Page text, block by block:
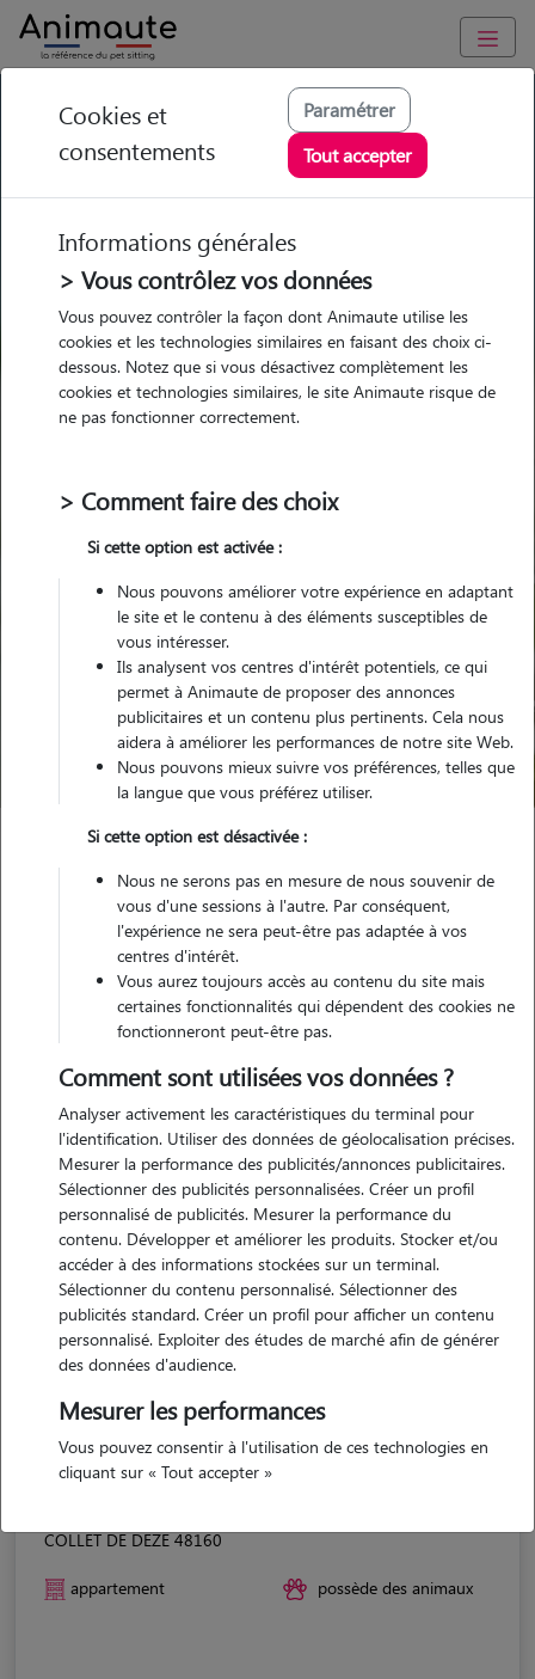
GARDE ANIMAUX à Le Collet-de-Dèze : Garde chien et chat en
famille ou à domicile, visites et promenades
Trouvez une garde animaux à
Le Collet-de-Dèze
Parmi nos 2 pet-sitters à Le Collet-
de-Dèze
Pour quel animal ?
Trouver mon Pet Sitter
Le Collet-de-Dèze
Nos promeneurs et familles d'accueil
à Le Collet-de-Dèze (48160)
COLLET DE DEZE 48160
appartement possède des animaux
Cookies et
consentements
Paramétrer
Tout accepter
Informations générales
> Vous contrôlez vos données
Vous pouvez contrôler la façon dont Animaute utilise les
cookies et les technologies similaires en faisant des choix ci-
dessous. Notez que si vous désactivez complètement les
cookies et technologies similaires, le site Animaute risque de
ne pas fonctionner correctement.
> Comment faire des choix
Si cette option est activée :
Nous pouvons améliorer votre expérience en adaptant
le site et le contenu à des éléments susceptibles de
vous intéresser.
Ils analysent vos centres d'intérêt potentiels, ce qui
permet à Animaute de proposer des annonces
publicitaires et un contenu plus pertinents. Cela nous
aidera à améliorer les performances de notre site Web.
Nous pouvons mieux suivre vos préférences, telles que
la langue que vous préférez utiliser.
Si cette option est désactivée :
Nous ne serons pas en mesure de nous souvenir de
vous d'une sessions à l'autre. Par conséquent,
l'expérience ne sera peut-être pas adaptée à vos
centres d'intérêt.
Vous aurez toujours accès au contenu du site mais
certaines fonctionnalités qui dépendent des cookies ne
fonctionneront peut-être pas.
Comment sont utilisées vos données ?
Analyser activement les caractéristiques du terminal pour
l'identification. Utiliser des données de géolocalisation précises.
Mesurer la performance des publicités/annonces publicitaires.
Sélectionner des publicités personnalisées. Créer un profil
personnalisé de publicités. Mesurer la performance du
contenu. Développer et améliorer les produits. Stocker et/ou
accéder à des informations stockées sur un terminal.
Sélectionner du contenu personnalisé. Sélectionner des
publicités standard. Créer un profil pour afficher un contenu
personnalisé. Exploiter des études de marché afin de générer
des données d'audience.
Mesurer les performances
Vous pouvez consentir à l'utilisation de ces technologies en
cliquant sur « Tout accepter »